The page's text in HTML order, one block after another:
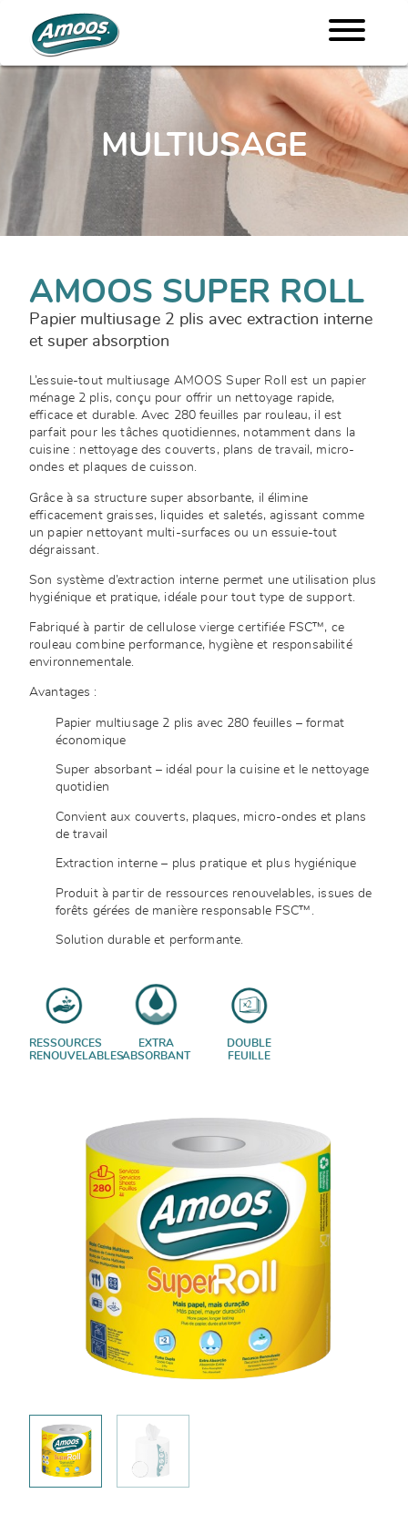
MULTIUSAGE
AMOOS SUPER ROLL
Papier multiusage 2 plis avec extraction interne
et super absorption
L’essuie-tout multiusage AMOOS Super Roll est un papier
ménage 2 plis, conçu pour offrir un nettoyage rapide,
efficace et durable. Avec 280 feuilles par rouleau, il est
parfait pour les tâches quotidiennes, notamment dans la
cuisine : nettoyage des couverts, plans de travail, micro-
ondes et plaques de cuisson.
Grâce à sa structure super absorbante, il élimine
efficacement graisses, liquides et saletés, agissant comme
un papier nettoyant multi-surfaces ou un essuie-tout
dégraissant.
Son système d’extraction interne permet une utilisation plus
hygiénique et pratique, idéale pour tout type de support.
Fabriqué à partir de cellulose vierge certifiée FSC™, ce
rouleau combine performance, hygiène et responsabilité
environnementale.
Avantages :
Papier multiusage 2 plis avec 280 feuilles – format
économique
Super absorbant – idéal pour la cuisine et le nettoyage
quotidien
Convient aux couverts, plaques, micro-ondes et plans
de travail
Extraction interne – plus pratique et plus hygiénique
Produit à partir de ressources renouvelables, issues de
forêts gérées de manière responsable FSC™.
Solution durable et performante.
RESSOURCES
RENOUVELABLES
EXTRA
ABSORBANT
DOUBLE
FEUILLE